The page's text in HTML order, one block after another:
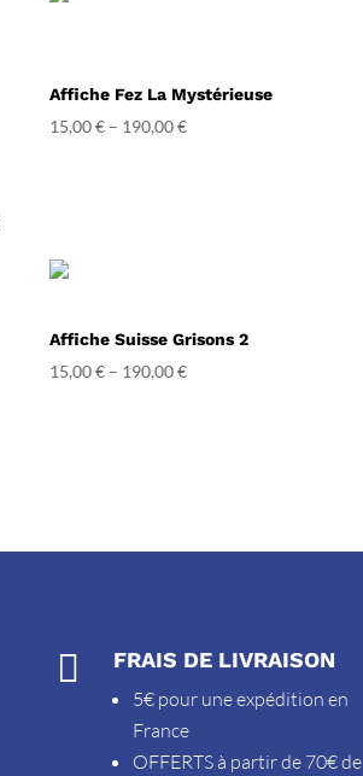
Affiche Fez La Mystérieuse
15,00€– 190,00€
Affiche Suisse Grisons 2
15,00€– 190,00€
 FRAIS DE LIVRAISON
5€ pour une expédition en
France
OFFERTS à partir de 70€ de